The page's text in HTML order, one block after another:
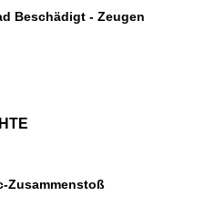
Beschädigt - Zeugen
Zusammenstoß